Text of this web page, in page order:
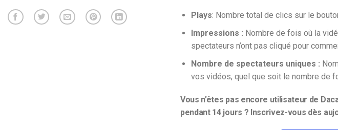
Plays: Nombre total de clics sur le
Impressions : Nombre de fois où la
spectateurs n’ont pas cliqué pour
Nombre de spectateurs uniques :
vos vidéos, quel que soit le nombre de
Vous n’êtes pas encore utilisateur de
pendant 14 jours ? Inscrivez-vous dès